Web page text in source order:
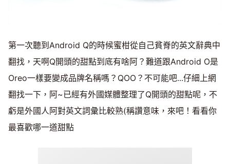
第一次聽到Android Q的時候蜜柑從自己貧脊的英文辭典中
翻找，天啊Q開頭的甜點到底有啥阿？難道跟Android O是
Oreo一樣要變成品牌名稱嗎？QOO？不可能吧...仔細上網
翻找一下，阿~已經有外國媒體整理了Q開頭的甜點呢，不
虧是外國人阿對英文詞彙比較熟(稱讚意味，來吧！看看你
最喜歡哪一道甜點